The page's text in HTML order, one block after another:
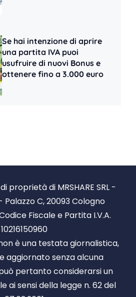
Se hai intenzione di aprire
una partita IVA puoi
usufruire di nuovi Bonus e
ottenere fino a 3.000 euro
di MRSHARE SRL -
Palazzo C, 20093 Cologno
Fiscale e Partita I.V.A.
10216150960
è una testata giornalistica,
aggiornato senza alcuna
pertanto considerarsi un
ai sensi della legge n. 62 del